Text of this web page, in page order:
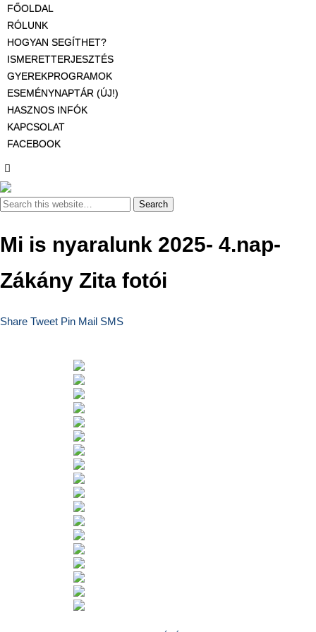
FŐOLDAL
RÓLUNK
HOGYAN SEGÍTHET?
ISMERETTERJESZTÉS
GYEREKPROGRAMOK
ESEMÉNYNAPTÁR (ÚJ!)
HASZNOS INFÓK
KAPCSOLAT
FACEBOOK
Mi is nyaralunk 2025- 4.nap-
Zákány Zita fotói
Share Tweet Pin Mail SMS